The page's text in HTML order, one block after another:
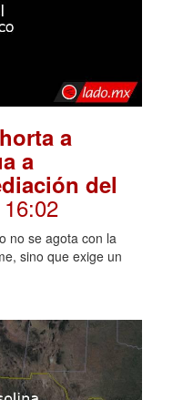
a
a
del
no se agota con la
sino que exige un